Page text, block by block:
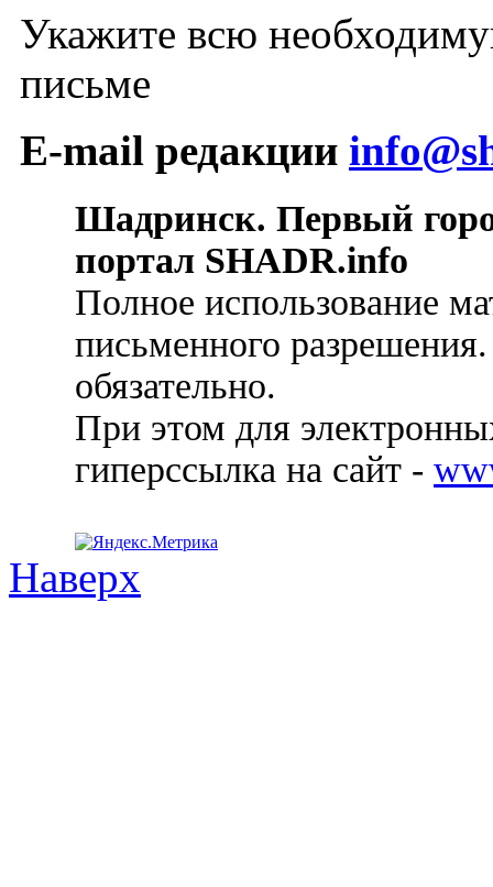
Укажите всю
письме
E-mail редакции
Шадринск. Первый
портал SHADR.info
Полное использование
письменного
обязательно.
При этом для
гиперссылка на сайт -
Наверх